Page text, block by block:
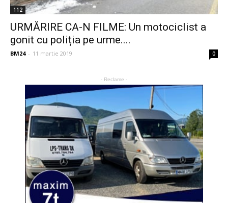
112
URMĂRIRE CA-N FILME: Un motociclist a
gonit cu poliția pe urme....
BM24 - 11 martie 2019 0
- Reclame -